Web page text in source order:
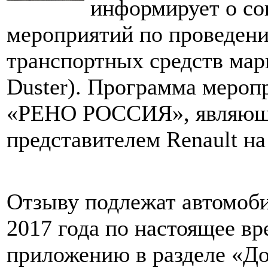
информирует о
мероприятий по
транспортных средств
Duster). Программа
«РЕНО РОССИЯ»,
представителем Renault
Отзыву подлежат
2017 года по настоящее
приложению в разделе